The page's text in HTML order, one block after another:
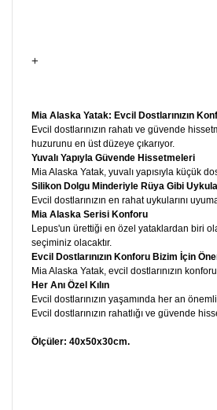
+
Mia Alaska Yatak: Evcil Dostlarınızın
Evcil dostlarınızın rahatı ve güvende
huzurunu en üst düzeye çıkarıyor.
Yuvalı Yapıyla Güvende Hissetmeleri
Mia Alaska Yatak, yuvalı yapısıyla küçük
Silikon Dolgu Minderiyle Rüya Gibi
Evcil dostlarınızın en rahat uykularını
Mia Alaska Serisi Konforu
Lepus'un ürettiği en özel yataklardan biri
seçiminiz olacaktır.
Evcil Dostlarınızın Konforu Bizim İçin
Mia Alaska Yatak, evcil dostlarınızın
Her Anı Özel Kılın
Evcil dostlarınızın yaşamında her an
Evcil dostlarınızın rahatlığı ve güvende
Ölçüler: 40x50x30cm.